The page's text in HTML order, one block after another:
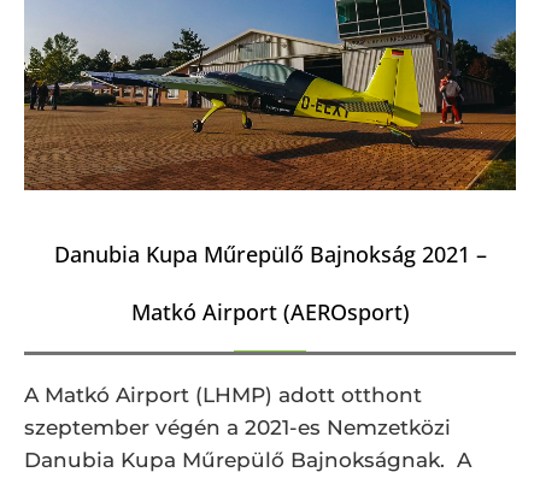
Danubia Kupa Műrepülő Bajnokság 2021 –
Matkó Airport (AEROsport)
A Matkó Airport (LHMP) adott otthont
szeptember végén a 2021-es Nemzetközi
Danubia Kupa Műrepülő Bajnokságnak. A